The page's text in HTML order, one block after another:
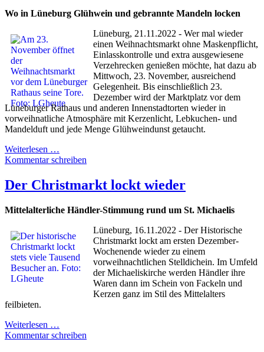
Wo in Lüneburg Glühwein und gebrannte Mandeln locken
Lüneburg, 21.11.2022 - Wer mal wieder
einen Weihnachtsmarkt ohne Maskenpflicht,
Einlasskontrolle und extra ausgewiesene
Verzehrecken genießen möchte, hat dazu ab
Mittwoch, 23. November, ausreichend
Gelegenheit. Bis einschließlich 23.
Dezember wird der Marktplatz vor dem
Lüneburger Rathaus und anderen Innenstadtorten wieder in
vorweihnatliche Atmosphäre mit Kerzenlicht, Lebkuchen- und
Mandelduft und jede Menge Glühweindunst getaucht.
Weiterlesen …
Kommentar schreiben
Der Christmarkt lockt wieder
Mittelalterliche Händler-Stimmung rund um St. Michaelis
Lüneburg, 16.11.2022 - Der Historische
Christmarkt lockt am ersten Dezember-
Wochenende wieder zu einem
vorweihnachtlichen Stelldichein. Im Umfeld
der Michaeliskirche werden Händler ihre
Waren dann im Schein von Fackeln und
Kerzen ganz im Stil des Mittelalters
feilbieten.
Weiterlesen …
Kommentar schreiben